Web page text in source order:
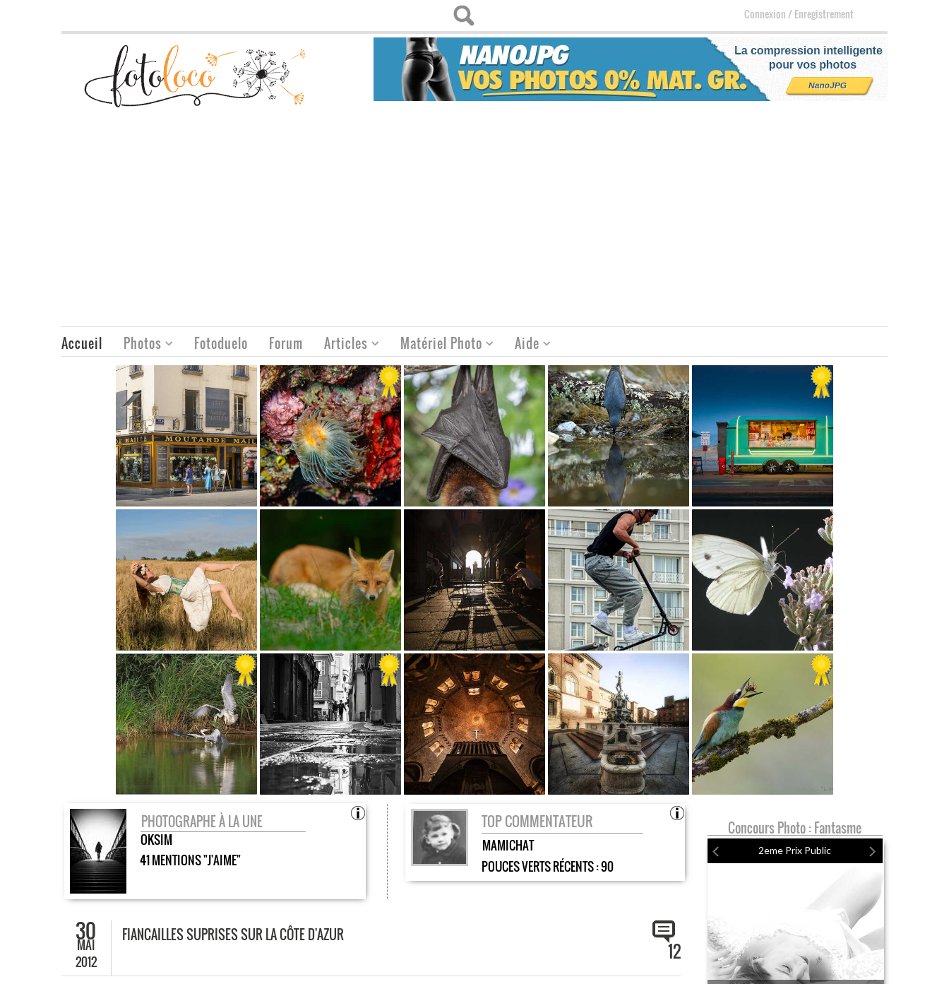
Connexion/Enregistrement
Accueil Photos Fotoduelo Forum Articles Matériel Photo Aide
PHOTOGRAPHE À LA UNE
OKSIM
41 MENTIONS "J'AIME"
TOP COMMENTATEUR
MAMICHAT
POUCES VERTS RÉCENTS :90
30
MAI
2012
FIANCAILLES SUPRISES SUR LA CÔTE D'AZUR
12
Concours Photo : Fantasme
2eme Prix Public